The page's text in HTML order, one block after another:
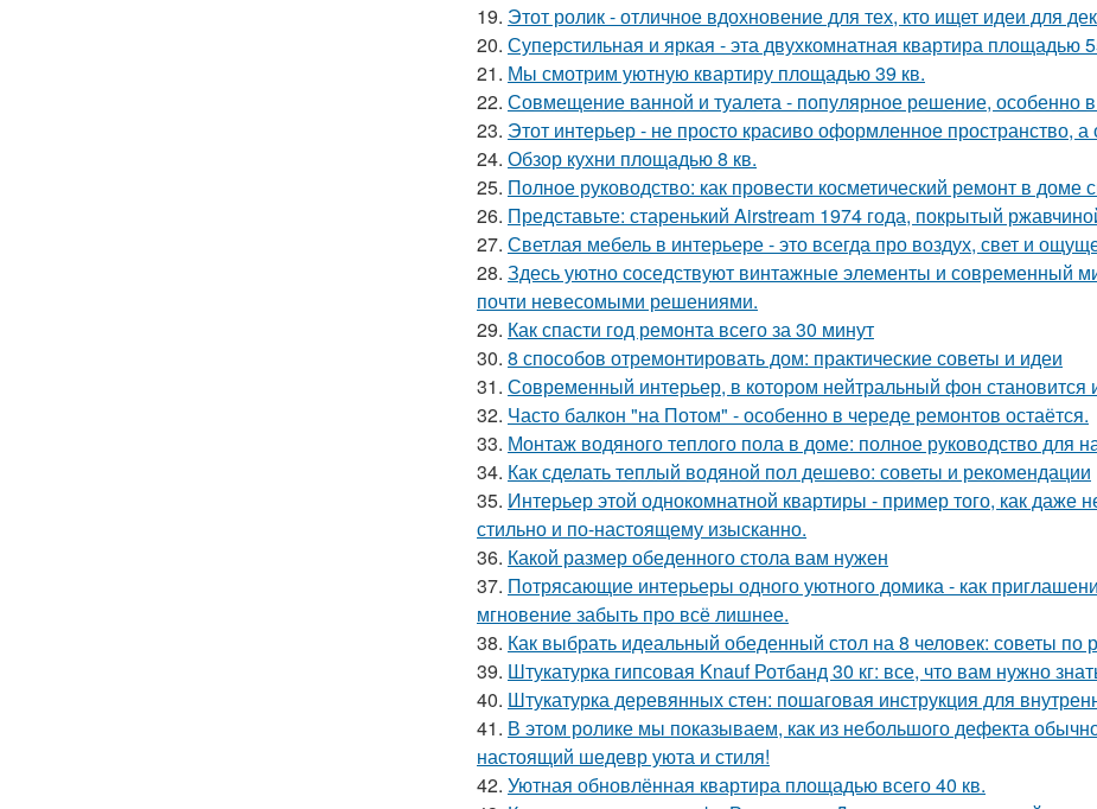
19. Этот ролик - отличное вдохновение для тех, кто ищет идеи для
20. Суперстильная и яркая - эта двухкомнатная квартира площадью
21. Мы смотрим уютную квартиру площадью 39 кв.
22. Совмещение ванной и туалета - популярное решение, особенно
23. Этот интерьер - не просто красиво оформленное пространство,
24. Обзор кухни площадью 8 кв.
25. Полное руководство: как провести косметический ремонт в доме
26. Представьте: старенький Airstream 1974 года, покрытый
27. Светлая мебель в интерьере - это всегда про воздух, свет и
28. Здесь уютно соседствуют винтажные элементы и современный
почти невесомыми решениями.
29. Как спасти год ремонта всего за 30 минут
30. 8 способов отремонтировать дом: практические советы и идеи
31. Современный интерьер, в котором нейтральный фон становится
32. Часто балкон "на Потом" - особенно в череде ремонтов остаётся.
33. Монтаж водяного теплого пола в доме: полное руководство для
34. Как сделать теплый водяной пол дешево: советы и рекомендации
35. Интерьер этой однокомнатной квартиры - пример того, как даже
стильно и по-настоящему изысканно.
36. Какой размер обеденного стола вам нужен
37. Потрясающие интерьеры одного уютного домика - как
мгновение забыть про всё лишнее.
38. Как выбрать идеальный обеденный стол на 8 человек: советы по
39. Штукатурка гипсовая Knauf Ротбанд 30 кг: все, что вам нужно
40. Штукатурка деревянных стен: пошаговая инструкция для
41. В этом ролике мы показываем, как из небольшого дефекта
настоящий шедевр уюта и стиля!
42. Уютная обновлённая квартира площадью всего 40 кв.